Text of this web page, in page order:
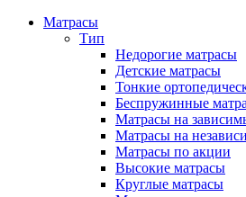
Матрасы
Тип
Недорогие матрасы
Детские матрасы
Тонкие
Беспружинные
Матрасы на
Матрасы на
Матрасы по акции
Высокие матрасы
Круглые матрасы